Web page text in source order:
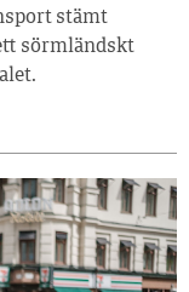
stämt
sörmländskt